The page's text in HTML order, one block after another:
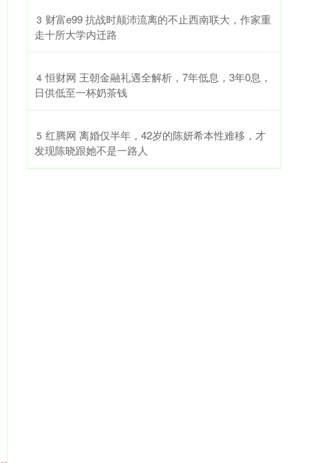
3 ​财富e99 抗战时颠沛流离的不止西南联大，作家重
走十所大学内迁路
4 ​恒财网 王朝金融礼遇全解析，7年低息，3年0息，
日供低至一杯奶茶钱
5 ​红腾网 离婚仅半年，42岁的陈妍希本性难移，才
发现陈晓跟她不是一路人